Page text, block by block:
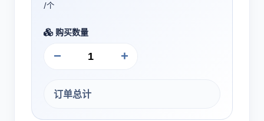
/个
购买数量
− +
订单总计